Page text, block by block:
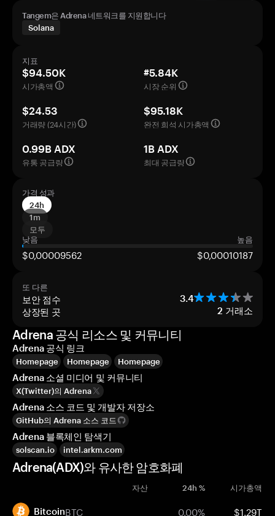
Tangem은 Adrena 네트워크를 지원합니다
Solana
지표
$94.50K
시가총액
#5.84K
시장 순위
$24.53
거래량 (24시간)
$95.18K
완전 희석 시가총액
0.99B ADX
유통 공급량
1B ADX
최대 공급량
가격 성과
24h
1m
모두
낮음
높음
$0,00009562 $0,00010187
또 다른
보안 점수 3.4
상장된 곳 2 거래소
Adrena 공식 리소스 및 커뮤니티
Adrena 공식 링크
Homepage Homepage Homepage
Adrena 소셜 미디어 및 커뮤니티
X(Twitter)의 Adrena
Adrena 소스 코드 및 개발자 저장소
GitHub의 Adrena 소스 코드
Adrena 블록체인 탐색기
solscan.io intel.arkm.com
Adrena(ADX)와 유사한 암호화폐
자산 24h % 시가총액
BitcoinBTC 0.00% $1.29T